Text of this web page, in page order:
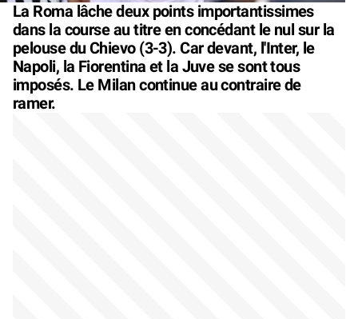
La Roma lâche deux points importantissimes
dans la course au titre en concédant le nul sur la
pelouse du Chievo (3-3). Car devant, l'Inter, le
Napoli, la Fiorentina et la Juve se sont tous
imposés. Le Milan continue au contraire de
ramer.